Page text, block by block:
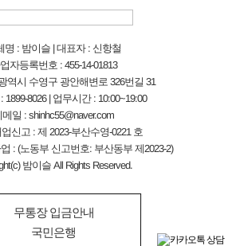
명 : 밤이슬 | 대표자 : 신항철
자등록번호 : 455-14-01813
역시 수영구 광안해변로 326번길 31
1899-8026 | 업무시간 : 10:00~19:00
메일 : shinhc55@naver.com
신고 : 제 2023-부산수영-0221 호
: (노동부 신고번호: 부산동부 제2023-2)
밤이슬 All Rights Reserved.
무통장 입금안내
국민은행